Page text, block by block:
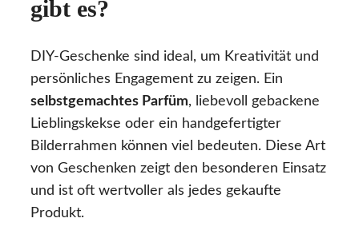
gibt es?
DIY-Geschenke sind ideal, um Kreativität und
persönliches Engagement zu zeigen. Ein
selbstgemachtes Parfüm, liebevoll gebackene
Lieblingskekse oder ein handgefertigter
Bilderrahmen können viel bedeuten. Diese Art
von Geschenken zeigt den besonderen Einsatz
und ist oft wertvoller als jedes gekaufte
Produkt.